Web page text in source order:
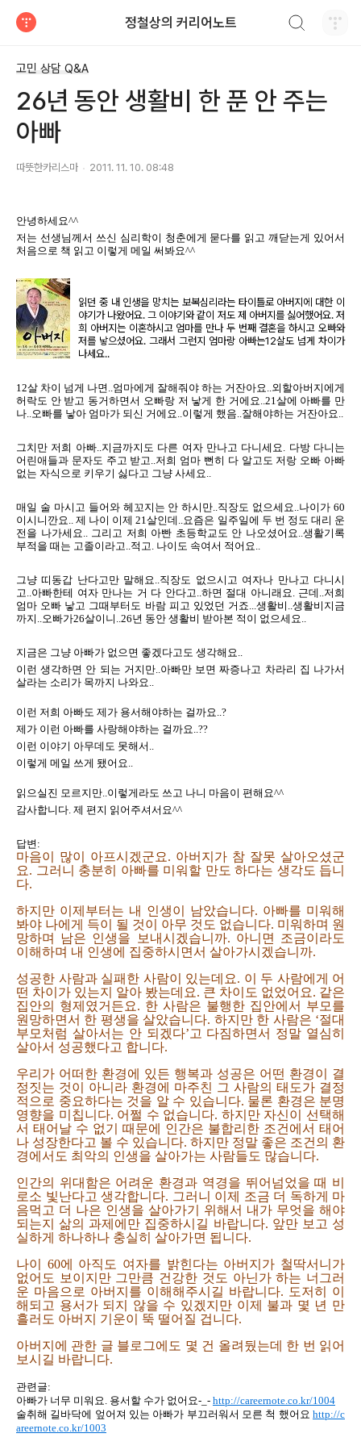
정철상의 커리어노트
고민 상담 Q&A
26년 동안 생활비 한 푼 안 주는
아빠
따뜻한카리스마 2011. 11. 10. 08:48
안녕하세요^^
저는 선생님께서 쓰신 심리학이 청춘에게 묻다를 읽고 깨닫는게 있어서
처음으로 책 읽고 이렇게 메일 써봐요^^
읽던 중 내 인생을 망치는 보복심리라는 타이틀로 아버지에 대한 이
야기가 나왔어요. 그 이야기와 같이 저도 제 아버지를 싫어했어요. 저
희 아버지는 이혼하시고 엄마를 만나 두 번째 결혼을 하시고 오빠와
저를 낳으셨어요. 그래서 그런지 엄마랑 아빠는12살도 넘게 차이가
나세요..
12살 차이 넘게 나면..엄마에게 잘해줘야 하는 거잔아요..외할아버지에게
허락도 안 받고 동거하면서 오빠랑 저 낳게 한 거에요..21살에 아빠를 만
나..오빠를 낳아 엄마가 되신 거에요..이렇게 했음..잘해야하는 거잔아요..
그치만 저희 아빠..지금까지도 다른 여자 만나고 다니세요. 다방 다니는
어린애들과 문자도 주고 받고..저희 엄마 뻔히 다 알고도 저랑 오빠 아빠
없는 자식으로 키우기 싫다고 그냥 사세요..
매일 술 마시고 들어와 헤꼬지는 안 하시만..직장도 없으세요..나이가 60
이시니깐요.. 제 나이 이제 21살인데..요즘은 일주일에 두 번 정도 대리 운
전을 나가세요.. 그리고 저희 아빤 초등학교도 안 나오셨어요..생활기록
부적을 때는 고졸이라고..적고. 나이도 속여서 적어요..
그냥 띠동갑 난다고만 말해요..직장도 없으시고 여자나 만나고 다니시
고..아빠한테 여자 만나는 거 다 안다고..하면 절대 아니래요. 근데..저희
엄마 오빠 낳고 그때부터도 바람 피고 있었던 거죠...생활비..생활비지금
까지..오빠가26살이니..26년 동안 생활비 받아본 적이 없으세요..
지금은 그냥 아빠가 없으면 좋겠다고도 생각해요..
이런 생각하면 안 되는 거지만..아빠만 보면 짜증나고 차라리 집 나가서
살라는 소리가 목까지 나와요..
이런 저희 아빠도 제가 용서해야하는 걸까요..?
제가 이런 아빠를 사랑해야하는 걸까요..??
이런 이야기 아무데도 못해서..
이렇게 메일 쓰게 됐어요..
읽으실진 모르지만..이렇게라도 쓰고 나니 마음이 편해요^^
감사합니다. 제 편지 읽어주셔서요^^
답변:
마음이 많이 아프시겠군요. 아버지가 참 잘못 살아오셨군
요. 그러니 충분히 아빠를 미워할 만도 하다는 생각도 듭니
다.
하지만 이제부터는 내 인생이 남았습니다. 아빠를 미워해
봐야 나에게 득이 될 것이 아무 것도 없습니다. 미워하며 원
망하며 남은 인생을 보내시겠습니까. 아니면 조금이라도
이해하며 내 인생에 집중하시면서 살아가시겠습니까.
성공한 사람과 실패한 사람이 있는데요. 이 두 사람에게 어
떤 차이가 있는지 알아 봤는데요. 큰 차이도 없었어요. 같은
집안의 형제였거든요. 한 사람은 불행한 집안에서 부모를
원망하면서 한 평생을 살았습니다. 하지만 한 사람은 ‘절대
부모처럼 살아서는 안 되겠다’고 다짐하면서 정말 열심히
살아서 성공했다고 합니다.
우리가 어떠한 환경에 있든 행복과 성공은 어떤 환경이 결
정짓는 것이 아니라 환경에 마주친 그 사람의 태도가 결정
적으로 중요하다는 것을 알 수 있습니다. 물론 환경은 분명
영향을 미칩니다. 어쩔 수 없습니다. 하지만 자신이 선택해
서 태어날 수 없기 때문에 인간은 불합리한 조건에서 태어
나 성장한다고 볼 수 있습니다. 하지만 정말 좋은 조건의 환
경에서도 최악의 인생을 살아가는 사람들도 많습니다.
인간의 위대함은 어려운 환경과 역경을 뛰어넘었을 때 비
로소 빛난다고 생각합니다. 그러니 이제 조금 더 독하게 마
음먹고 더 나은 인생을 살아가기 위해서 내가 무엇을 해야
되는지 삶의 과제에만 집중하시길 바랍니다. 앞만 보고 성
실하게 하나하나 충실히 살아가면 됩니다.
나이 60에 아직도 여자를 밝힌다는 아버지가 철딱서니가
없어도 보이지만 그만큼 건강한 것도 아닌가 하는 너그러
운 마음으로 아버지를 이해해주시길 바랍니다. 도저히 이
해되고 용서가 되지 않을 수 있겠지만 이제 불과 몇 년 만
흘러도 아버지 기운이 뚝 떨어질 겁니다.
아버지에 관한 글 블로그에도 몇 건 올려뒀는데 한 번 읽어
보시길 바랍니다.
관련글:
아빠가 너무 미워요. 용서할 수가 없어요-_- http://careernote.co.kr/1004
술취해 길바닥에 엎어져 있는 아빠가 부끄러워서 모른 척 했어요 http://c
areernote.co.kr/1003